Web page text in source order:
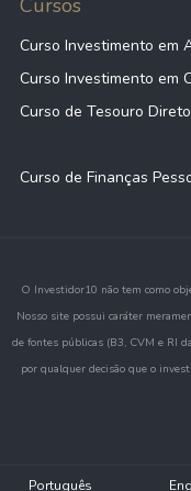
Cursos
Curso Investimento em
Curso Investimento em
Curso de Tesouro Direto
Curso de Finanças
O Investidor10 não tem como
Nosso site possui caráter
de fontes públicas (B3, CVM e RI
por qualquer decisão que o
Português